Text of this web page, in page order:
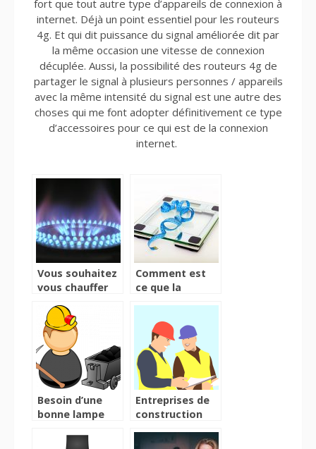
fort que tout autre type d’appareils de connexion à
internet. Déjà un point essentiel pour les routeurs
4g. Et qui dit puissance du signal améliorée dit par
la même occasion une vitesse de connexion
décuplée. Aussi, la possibilité des routeurs 4g de
partager le signal à plusieurs personnes / appareils
avec la même intensité du signal est une autre des
choses qui me font adopter définitivement ce type
d’accessoires pour ce qui est de la connexion
internet.
Vous souhaitez
vous chauffer
Jettez un coup
d’œil à ce
réchaud
innovant
Comment est
ce que la
change notre
vision de la
santé ?
Besoin d’une
bonne lampe
Entreprises de
construction